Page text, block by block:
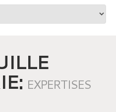
EXPERTISES